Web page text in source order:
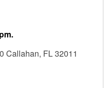
Callahan, FL 32011